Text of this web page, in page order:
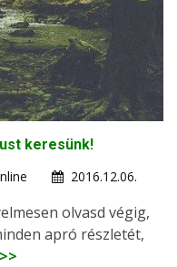
keresünk!
2016.12.06.
olvasd végig,
apró részletét,